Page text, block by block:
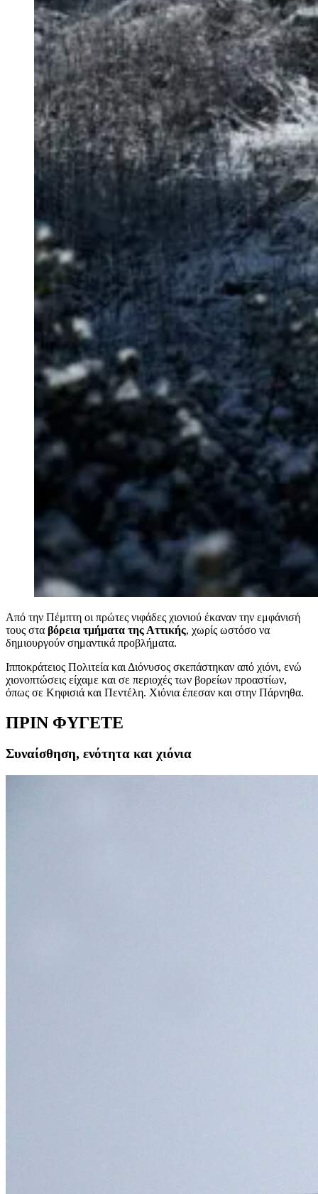
Από την Πέμπτη οι πρώτες νιφάδες χιονιού έκαναν την εμφάνισή
τους στα βόρεια τμήματα της Αττικής, χωρίς ωστόσο να
δημιουργούν σημαντικά προβλήματα.
Ιπποκράτειος Πολιτεία και Διόνυσος σκεπάστηκαν από χιόνι, ενώ
χιονοπτώσεις είχαμε και σε περιοχές των βορείων προαστίων,
όπως σε Κηφισιά και Πεντέλη. Χιόνια έπεσαν και στην Πάρνηθα.
ΠΡΙΝ ΦΥΓΕΤΕ
Συναίσθηση, ενότητα και χιόνια